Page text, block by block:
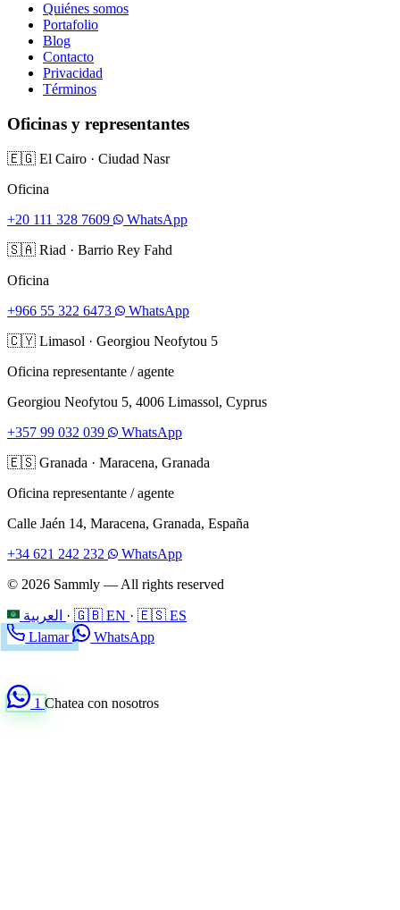
Quiénes somos
Portafolio
Blog
Contacto
Privacidad
Términos
Oficinas y representantes
🇪🇬 El Cairo · Ciudad Nasr
Oficina
+20 111 328 7609
WhatsApp
🇸🇦 Riad · Barrio Rey Fahd
Oficina
+966 55 322 6473
WhatsApp
🇨🇾 Limasol · Georgiou Neofytou 5
Oficina representante / agente
Georgiou Neofytou 5, 4006 Limassol, Cyprus
+357 99 032 039
WhatsApp
🇪🇸 Granada · Maracena, Granada
Oficina representante / agente
Calle Jaén 14, Maracena, Granada, España
+34 621 242 232
WhatsApp
© 2026 Sammly — All rights reserved
· 🇬🇧 EN · 🇪🇸 ES
Llamar
WhatsApp
1 Chatea con nosotros